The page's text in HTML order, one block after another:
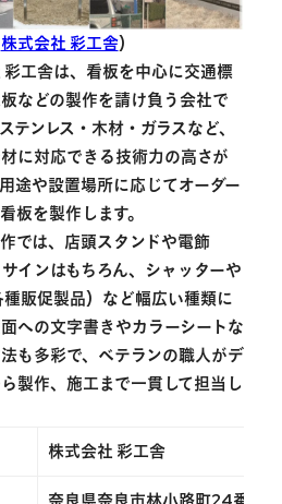
株式会社 彩工舎）
彩工舎は、看板を中心に交通標
などの製作を請け負う会社で
テンレス・木材・ガラスなど、
に対応できる技術力の高さが
途や設置場所に応じてオーダー
板を製作します。
では、店頭スタンドや電飾
サインはもちろん、シャッターや
販促製品）など幅広い種類に
への文字書きやカラーシートな
も多彩で、ベテランの職人がデ
製作、施工まで一貫して担当し
株式会社 彩工舎